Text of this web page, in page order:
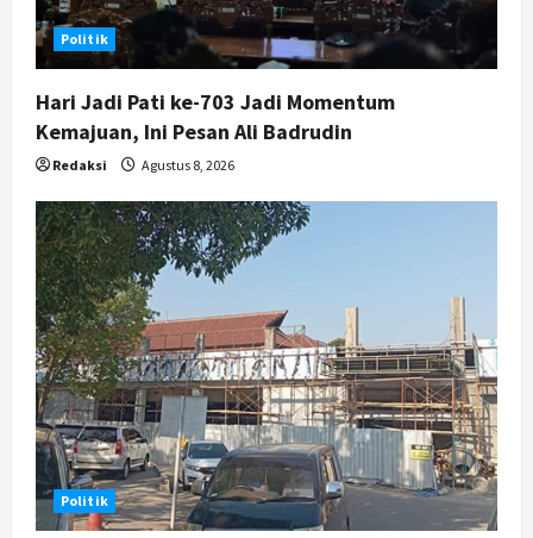
n Politik
Hari Jadi Pati ke-703 Jadi Momentum
Kemajuan, Ini Pesan Ali Badrudin
Redaksi Agustus 8, 2026
Politik